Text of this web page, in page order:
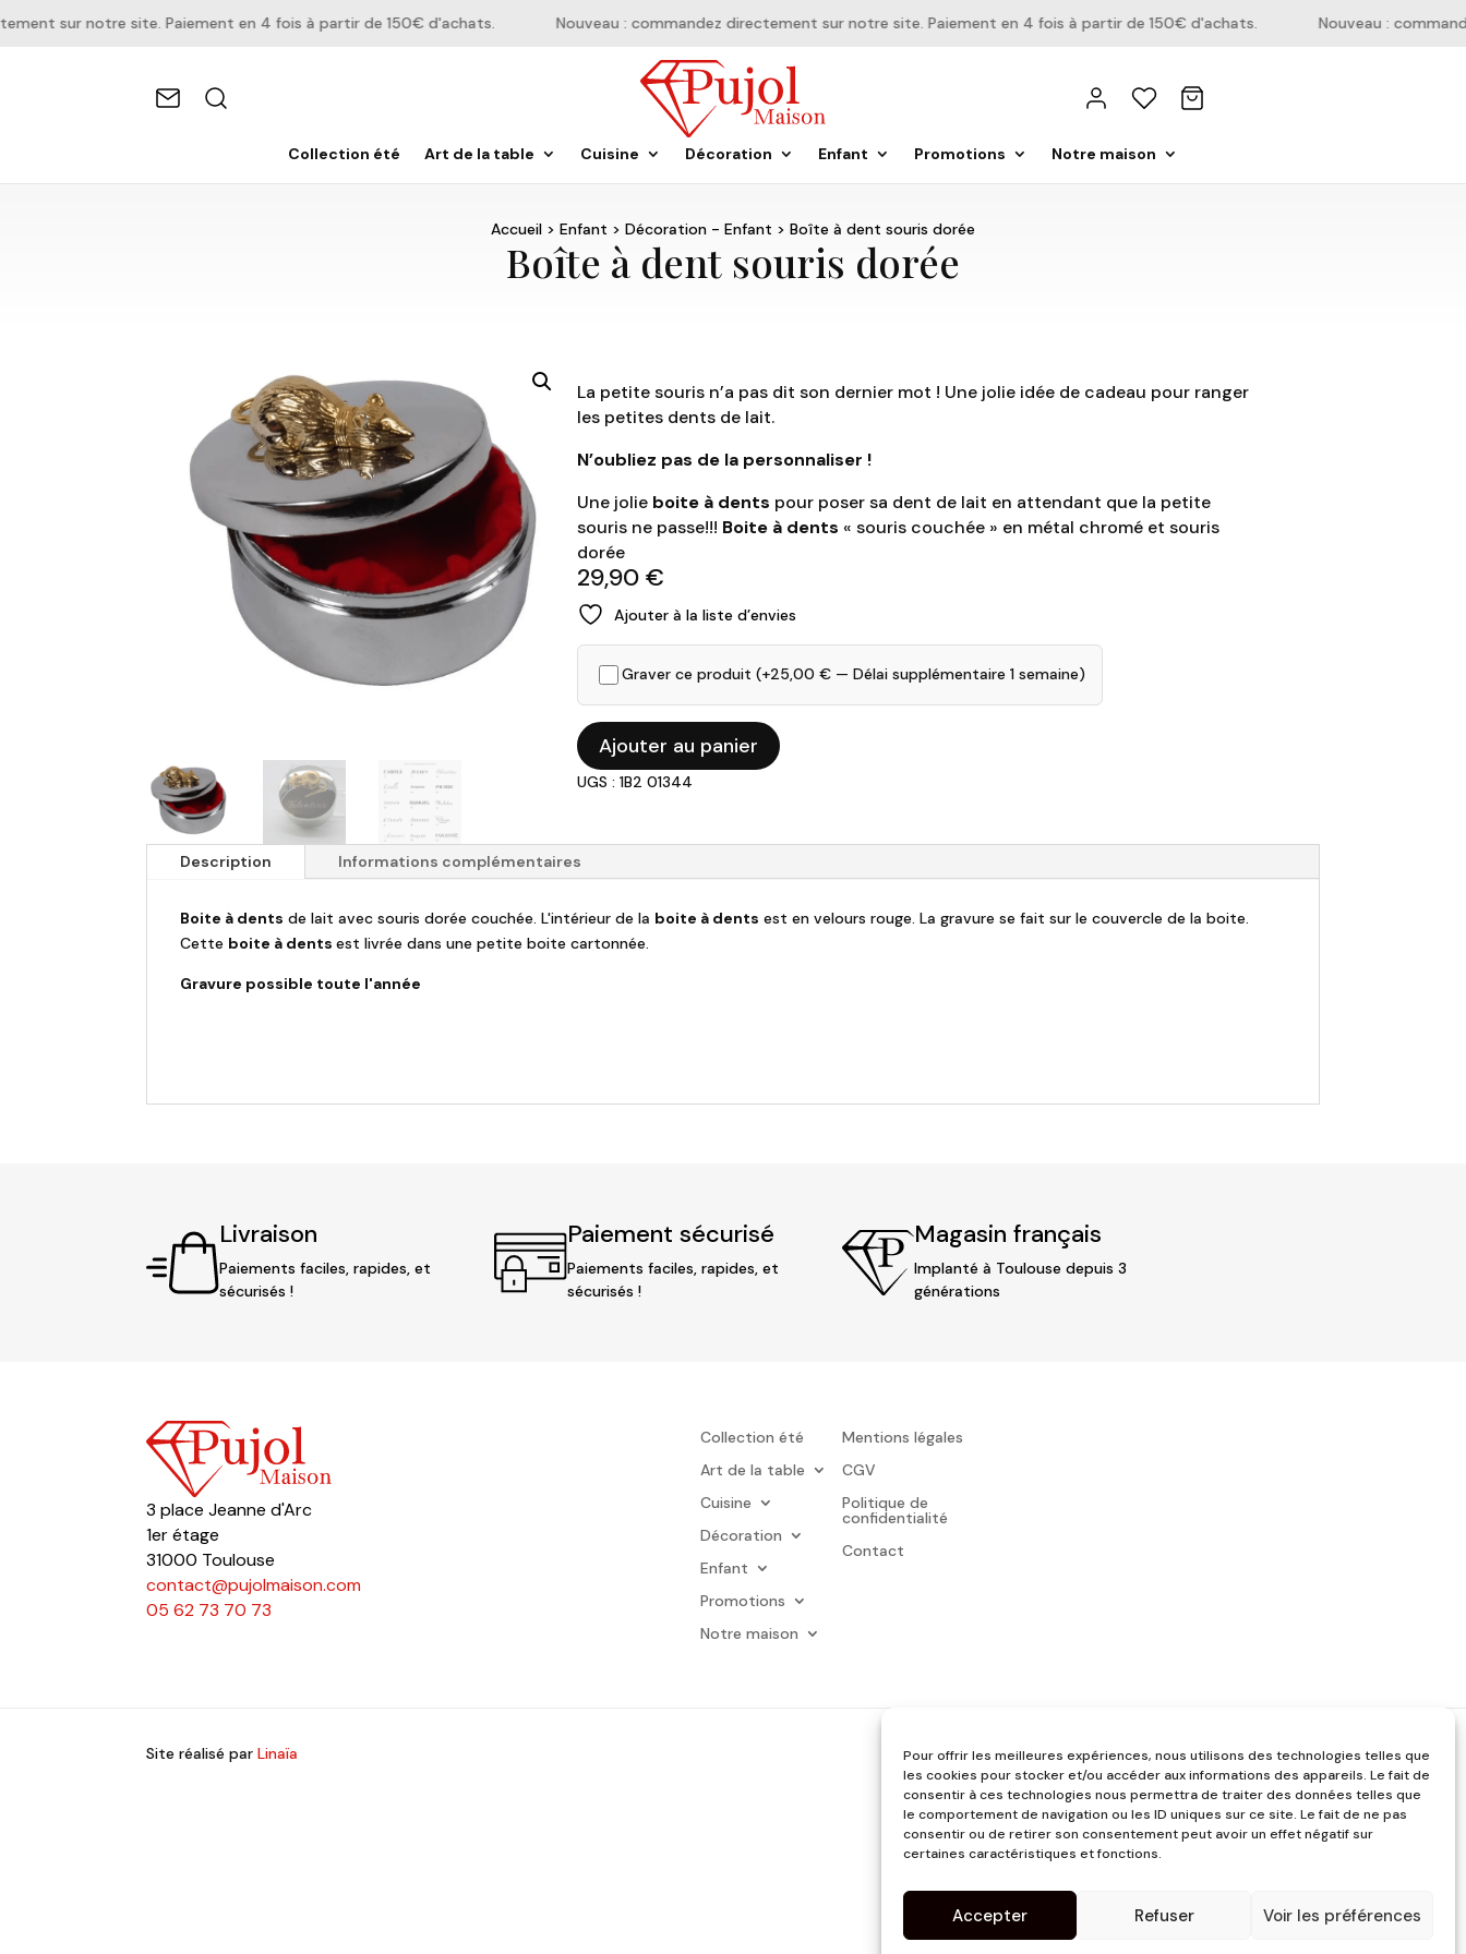
Pour offrir les meilleures expériences, nous utilisons des technologies telles que
les cookies pour stocker et/ou accéder aux informations des appareils. Le fait de
consentir à ces technologies nous permettra de traiter des données telles que
le comportement de navigation ou les ID uniques sur ce site. Le fait de ne pas
consentir ou de retirer son consentement peut avoir un effet négatif sur
certaines caractéristiques et fonctions.
Accepter Refuser Voir les préférences
sur notre site. Paiement en 4 fois à partir de 150€ d'achats. Nouveau : commandez directement sur notre site. Paiement en 4 fois à partir de 150€ d'achats. Nouveau :
Collection été Art de la table Cuisine Décoration Enfant Promotions Notre maison
Accueil > Enfant > Décoration - Enfant > Boîte à dent souris dorée
Boîte à dent souris dorée
La petite souris n’a pas dit son dernier mot ! Une jolie idée de cadeau pour ranger
les petites dents de lait.
N’oubliez pas de la personnaliser !
Une jolie boite à dents pour poser sa dent de lait en attendant que la petite
souris ne passe!!! Boite à dents « souris couchée » en métal chromé et souris
dorée
29,90 €
Ajouter à la liste d’envies
Graver ce produit (+25,00 € — Délai supplémentaire 1 semaine)
quantité
de
Boîte
souris
dorée
Ajouter au panier
UGS : 1B2 01344
Description Informations complémentaires
Boite à dents de lait avec souris dorée couchée. L'intérieur de la boite à dents est en velours rouge. La gravure se fait sur le couvercle de la boite.
Cette boite à dentsest livrée dans une petite boite cartonnée.
Gravure possible toute l'année
Livraison
Paiements faciles, rapides, et
sécurisés !
Paiement sécurisé
Paiements faciles, rapides, et
sécurisés !
Magasin français
Implanté à Toulouse depuis 3
générations
3 place Jeanne d'Arc
1er étage
31000 Toulouse
contact@pujolmaison.com
05 62 73 70 73
Collection été
Art de la table
Cuisine
Décoration
Enfant
Promotions
Notre maison
Mentions légales
CGV
Politique de
confidentialité
Contact
Site réalisé parLinaïa